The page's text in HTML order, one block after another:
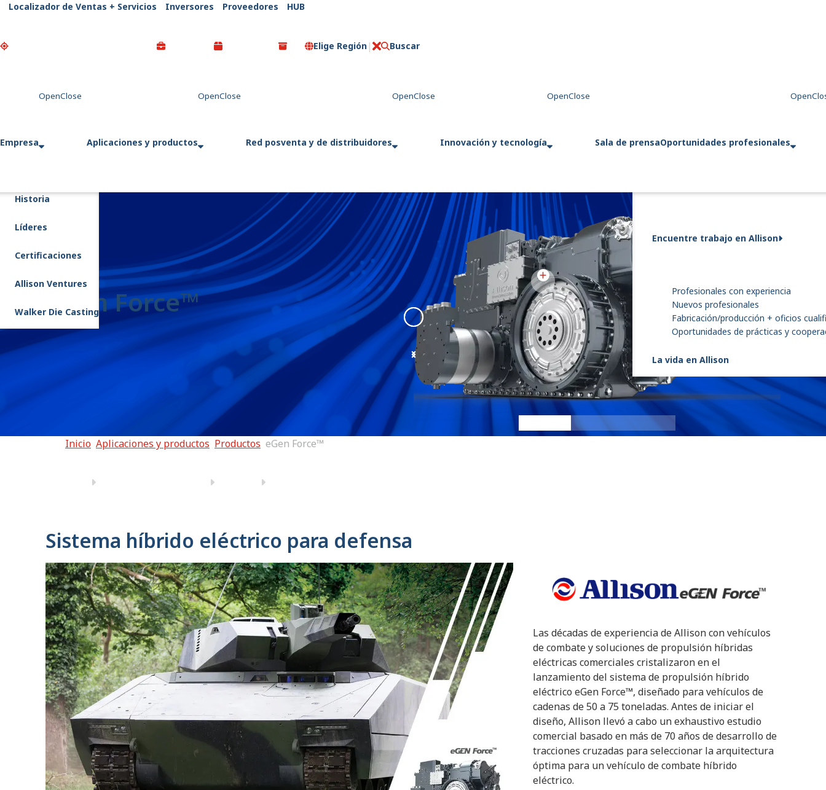
Go Home
Localizador de Ventas + Servicios Inversores Proveedores HUB
Elige Región Buscar
r
Empresa
Historia
Líderes
Certificaciones
Allison Ventures
Walker Die Casting
Aplicaciones y productos Red posventa y de distribuidores Innovación y tecnología Sala de prensaOportunidades profesionales
Encuentre trabajo en Allison
Profesionales con experiencia
Nuevos profesionales
Fabricación/producción + oficios
Oportunidades de prácticas y
La vida en Allison
eGen Force™
eGen force 1
eGen
Inicio Aplicaciones y productos Productos eGen Force™
Sistema híbrido eléctrico para defensa
Las décadas de experiencia de Allison con vehículos
de combate y soluciones de propulsión híbridas
eléctricas comerciales cristalizaron en el
lanzamiento del sistema de propulsión híbrido
eléctrico eGen Force™, diseñado para vehículos de
cadenas de 50 a 75 toneladas. Antes de iniciar el
diseño, Allison llevó a cabo un exhaustivo estudio
comercial basado en más de 70 años de desarrollo de
tracciones cruzadas para seleccionar la arquitectura
óptima para un vehículo de combate híbrido
eléctrico.